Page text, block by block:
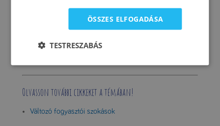
Az innovációs modelljeinket a fogyasztókkal való
hogy egy lépéssel mindig a legújabb trendek előtt járjunk.
Olvasson további cikkeket a témában!
Változó fogyasztói szokások
ÖSSZES ELFOGADÁSA
TESTRESZABÁS